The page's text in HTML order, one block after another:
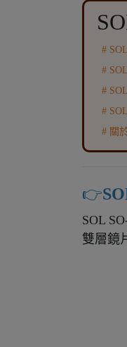
#
#
#
#
# 關
👉️
SOL
雙層鏡